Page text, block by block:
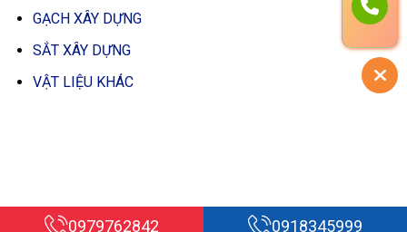
0979762842 0918345999
GẠCH XÂY DỰNG
SẮT XÂY DỰNG
VẬT LIỆU KHÁC